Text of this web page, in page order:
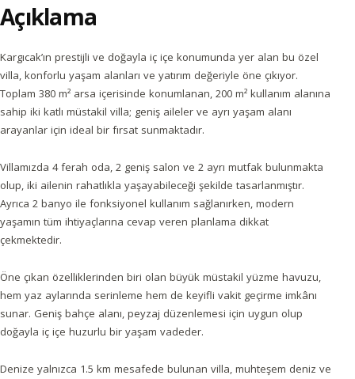
Açıklama
Kargıcak’ın prestijli ve doğayla iç içe konumunda yer alan bu özel
villa, konforlu yaşam alanları ve yatırım değeriyle öne çıkıyor.
Toplam 380 m² arsa içerisinde konumlanan, 200 m² kullanım alanına
sahip iki katlı müstakil villa; geniş aileler ve ayrı yaşam alanı
arayanlar için ideal bir fırsat sunmaktadır.
Villamızda 4 ferah oda, 2 geniş salon ve 2 ayrı mutfak bulunmakta
olup, iki ailenin rahatlıkla yaşayabileceği şekilde tasarlanmıştır.
Ayrıca 2 banyo ile fonksiyonel kullanım sağlanırken, modern
yaşamın tüm ihtiyaçlarına cevap veren planlama dikkat
çekmektedir.
Öne çıkan özelliklerinden biri olan büyük müstakil yüzme havuzu,
hem yaz aylarında serinleme hem de keyifli vakit geçirme imkânı
sunar. Geniş bahçe alanı, peyzaj düzenlemesi için uygun olup
doğayla iç içe huzurlu bir yaşam vadeder.
Denize yalnızca 1.5 km mesafede bulunan villa, muhteşem deniz ve